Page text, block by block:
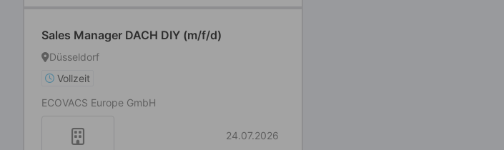
Sales Manager DACH DIY (m/f/d)
Düsseldorf
Vollzeit
ECOVACS Europe GmbH
24.07.2026